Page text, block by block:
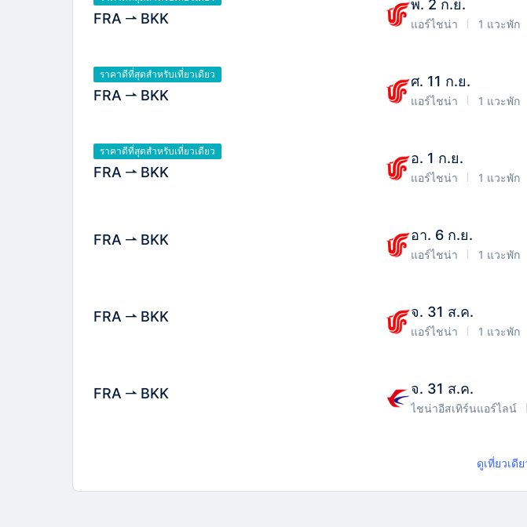
FRA BKK
พ. 2 ก.ย.
แอร์ไชน่า 1 แวะพัก
ราคาดีที่สุดสำหรับเที่ยวเดียว
FRA BKK
ศ. 11 ก.ย.
แอร์ไชน่า 1 แวะพัก
ราคาดีที่สุดสำหรับเที่ยวเดียว
FRA BKK
อ. 1 ก.ย.
แอร์ไชน่า 1 แวะพัก
FRA BKK อา. 6 ก.ย.
แอร์ไชน่า 1 แวะพัก
FRA BKK จ. 31 ส.ค.
แอร์ไชน่า 1 แวะพัก
FRA BKK จ. 31 ส.ค.
ไชน่าอีสเทิร์นแอร์ไลน์
ดูเที่ยวเดี